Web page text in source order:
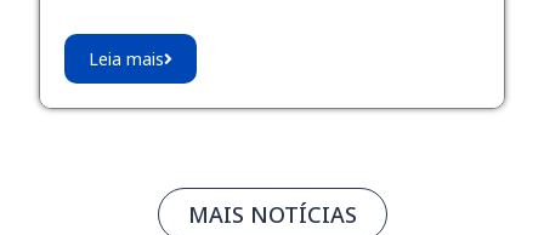
Leia mais
MAIS NOTÍCIAS